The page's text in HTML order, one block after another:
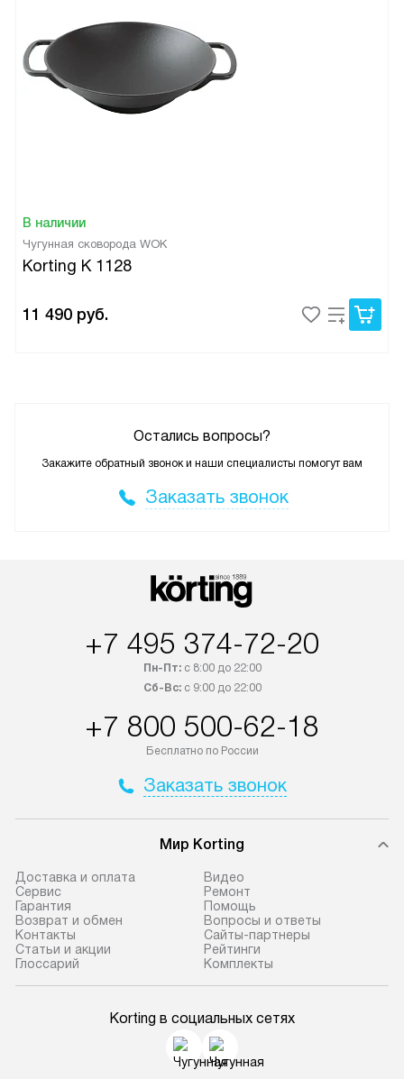
В наличии
Чугунная сковорода WOK
Korting K 1128
11 490 руб.
Остались вопросы?
Закажите обратный звонок и наши специалисты помогут вам
Заказать звонок
+7 495 374-72-20
Пн-Пт:с 8:00 до 22:00
Сб-Вс:с 9:00 до 22:00
+7 800 500-62-18
Бесплатно по России
Заказать звонок
Мир Korting
Доставка и оплата
Сервис
Гарантия
Возврат и обмен
Контакты
Статьи и акции
Глоссарий
Видео
Ремонт
Помощь
Вопросы и ответы
Сайты-партнеры
Рейтинги
Комплекты
Korting в социальных сетях